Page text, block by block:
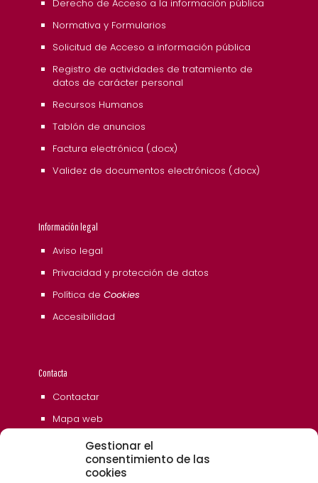
Gestionar el
consentimiento de las
cookies
Derecho de Acceso a la información pública
Normativa y Formularios
Solicitud de Acceso a información pública
Registro de actividades de tratamiento de
datos de carácter personal
Recursos Humanos
Tablón de anuncios
Factura electrónica (.docx)
Validez de documentos electrónicos (.docx)
Información legal
Aviso legal
Privacidad y protección de datos
Política de Cookies
Accesibilidad
Contacta
Contactar
Mapa web